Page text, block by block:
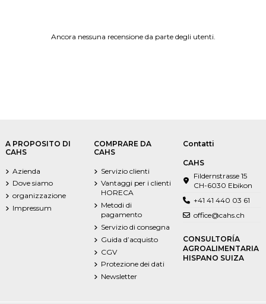
Ancora nessuna recensione da parte degli utenti.
A PROPOSITO DI
CAHS
Azienda
Dove siamo
organizzazione
Impressum
COMPRARE DA
CAHS
Servizio clienti
Vantaggi per i clienti
HORECA
Metodi di
pagamento
Servizio di consegna
Guida d’acquisto
CGV
Protezione dei dati
Newsletter
Contatti
CAHS
Fildernstrasse 15
CH-6030 Ebikon
+41 41 440 03 61
office@cahs.ch
CONSULTORÍA
AGROALIMENTARIA
HISPANO SUIZA